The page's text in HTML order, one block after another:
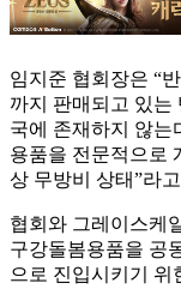
임지준 협회장은 “
까지 판매되고 있는
국에 존재하지 않는
용품을 전문적으로
상 무방비 상태”라
협회와 그레이스케
구강돌봄용품을 공
으로 진입시키기 위